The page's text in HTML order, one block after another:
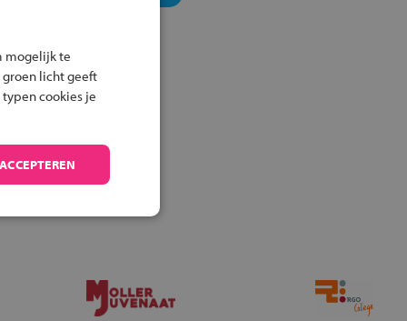
mogelijk te
groen licht geeft
cookies je